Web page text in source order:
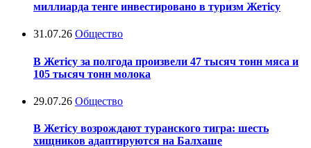
миллиарда тенге инвестировано в туризм Жетісу
31.07.26 Общество
В Жетісу за полгода произвели 47 тысяч тонн мяса и
105 тысяч тонн молока
29.07.26 Общество
В Жетісу возрождают туранского тигра: шесть
хищников адаптируются на Балхаше